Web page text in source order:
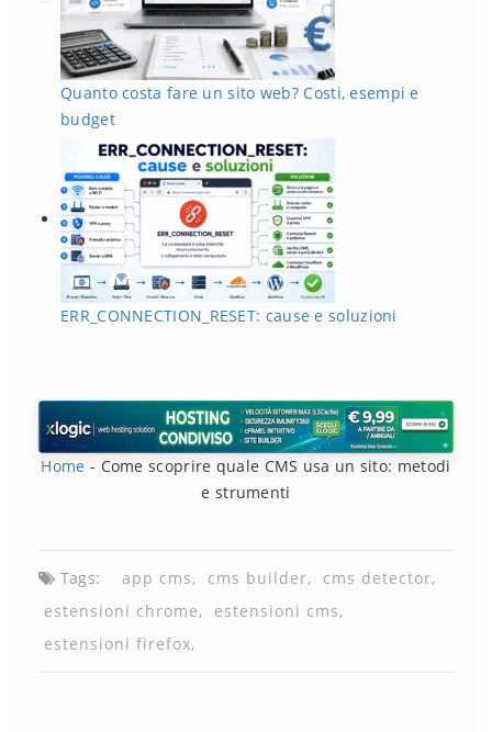
Quanto costa fare un sito web? Costi, esempi e
budget
ERR_CONNECTION_RESET: cause e soluzioni
Home - Come scoprire quale CMS usa un sito: metodi
e strumenti
Tags: app cms cms builder
cms detector
estensioni chrome
estensioni cms
estensioni firefox